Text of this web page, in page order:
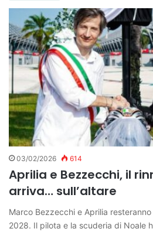
03/02/2026 614
Aprilia e Bezzecchi, il
arriva… sull’altare
Marco Bezzecchi e Aprilia
2028. Il pilota e la scuderia di Noale